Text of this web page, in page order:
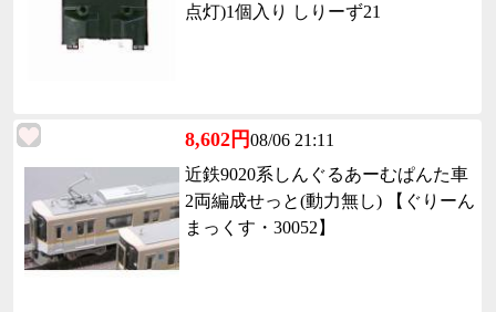
点灯)1個入り しりーず21
8,602円08/06 21:11
近鉄9020系しんぐるあーむぱんた車
2両編成せっと(動力無し) 【ぐりーん
まっくす・30052】